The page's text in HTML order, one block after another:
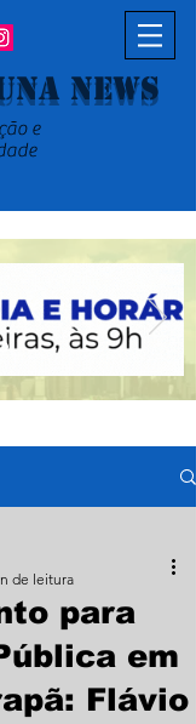
News
e
para
em
Flávio
de leitura